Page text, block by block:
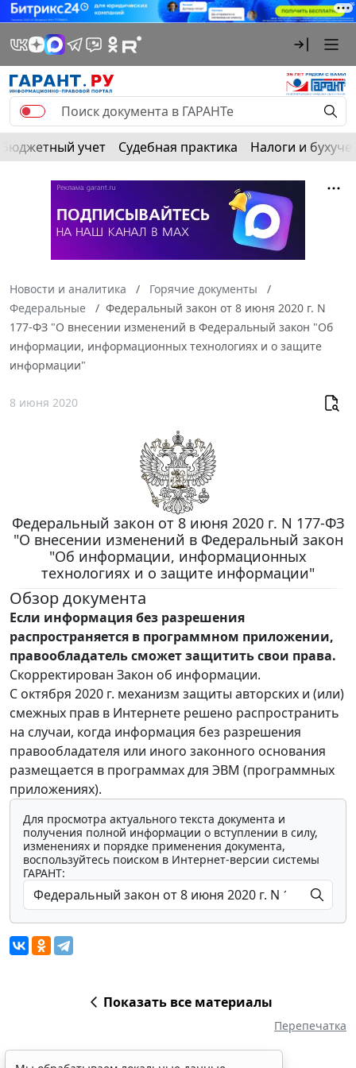
Бюджетный учет Судебная практика Налоги и
Новости и аналитика
Горячие документы
Федеральные
Федеральный закон от 8 июня 2020 г. N
177-ФЗ "О внесении изменений в Федеральный закон "Об
информации, информационных технологиях и о защите
информации"
8 июня 2020
Федеральный закон от 8 июня 2020 г. N 177-ФЗ
"О внесении изменений в Федеральный закон
"Об информации, информационных
технологиях и о защите информации"
Обзор документа
Если информация без разрешения
распространяется в программном приложении,
правообладатель сможет защитить свои права.
Скорректирован Закон об информации.
С октября 2020 г. механизм защиты авторских и (или)
смежных прав в Интернете решено распространить
на случаи, когда информация без разрешения
правообладателя или иного законного основания
размещается в программах для ЭВМ (программных
приложениях).
Для просмотра актуального текста документа и
получения полной информации о вступлении в силу,
изменениях и порядке применения документа,
воспользуйтесь поиском в Интернет-версии системы
ГАРАНТ:
Показать все материалы
Перепечатка